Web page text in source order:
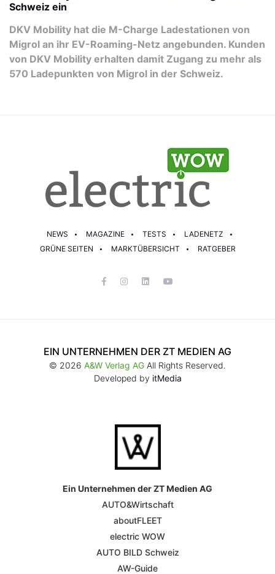
Schweiz ein
DKV Mobility hat die M-Charge Ladestationen von
Migrol an ihr EV-Roaming-Netz angebunden. Kunden
von DKV Mobility erhalten damit Zugang zu mehr als
570 Ladepunkten von Migrol in der Schweiz.
NEWS MAGAZINE TESTS
LADENETZ
GRÜNE SEITEN
MARKTÜBERSICHT RATGEBER
EIN UNTERNEHMEN DER ZT MEDIEN AG
© 2026 A&W Verlag AG All Rights Reserved.
Developed by itMedia
Ein Unternehmen der ZT Medien AG
AUTO&Wirtschaft
aboutFLEET
electric WOW
AUTO BILD Schweiz
AW-Guide